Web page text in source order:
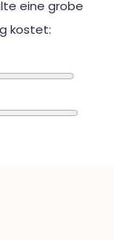
eine grobe
kostet: